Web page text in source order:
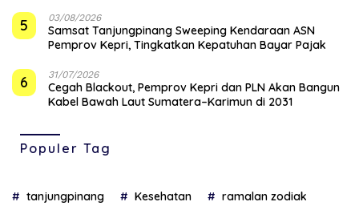
5 03/08/2026
Samsat Tanjungpinang Sweeping Kendaraan ASN
Pemprov Kepri, Tingkatkan Kepatuhan Bayar Pajak
6 31/07/2026
Cegah Blackout, Pemprov Kepri dan PLN Akan Bangun
Kabel Bawah Laut Sumatera–Karimun di 2031
Populer Tag
tanjungpinang Kesehatan ramalan zodiak